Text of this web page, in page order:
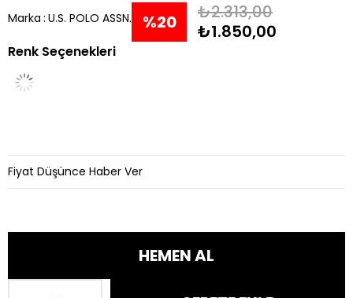
Marka : U.S. POLO ASSN. %20
₺2.313,00
₺1.850,00
Renk Seçenekleri
Fiyat Düşünce Haber Ver